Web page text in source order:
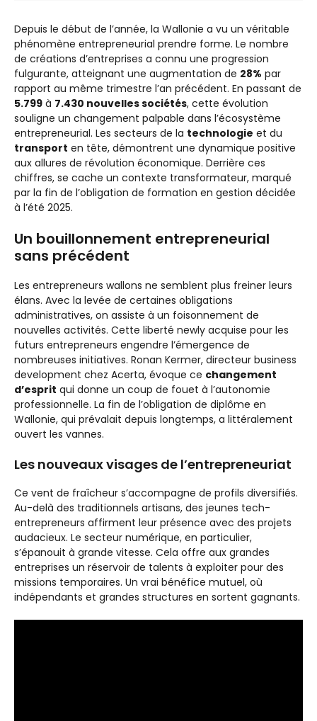
Depuis le début de l’année, la Wallonie a vu un véritable
phénomène entrepreneurial prendre forme. Le nombre
de créations d’entreprises a connu une progression
fulgurante, atteignant une augmentation de 28% par
rapport au même trimestre l’an précédent. En passant de
5.799 à 7.430 nouvelles sociétés, cette évolution
souligne un changement palpable dans l’écosystème
entrepreneurial. Les secteurs de la technologie et du
transport en tête, démontrent une dynamique positive
aux allures de révolution économique. Derrière ces
chiffres, se cache un contexte transformateur, marqué
par la fin de l’obligation de formation en gestion décidée
à l’été 2025.
Un bouillonnement entrepreneurial
sans précédent
Les entrepreneurs wallons ne semblent plus freiner leurs
élans. Avec la levée de certaines obligations
administratives, on assiste à un foisonnement de
nouvelles activités. Cette liberté newly acquise pour les
futurs entrepreneurs engendre l’émergence de
nombreuses initiatives. Ronan Kermer, directeur business
development chez Acerta, évoque ce changement
d’esprit qui donne un coup de fouet à l’autonomie
professionnelle. La fin de l’obligation de diplôme en
Wallonie, qui prévalait depuis longtemps, a littéralement
ouvert les vannes.
Les nouveaux visages de l’entrepreneuriat
Ce vent de fraîcheur s’accompagne de profils diversifiés.
Au-delà des traditionnels artisans, des jeunes tech-
entrepreneurs affirment leur présence avec des projets
audacieux. Le secteur numérique, en particulier,
s’épanouit à grande vitesse. Cela offre aux grandes
entreprises un réservoir de talents à exploiter pour des
missions temporaires. Un vrai bénéfice mutuel, où
indépendants et grandes structures en sortent gagnants.